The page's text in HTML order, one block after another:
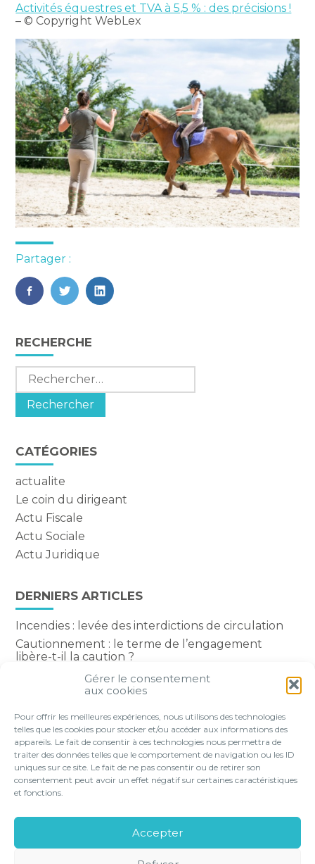
Gérer le consentement
aux cookies
Pour offrir les meilleures expériences, nous utilisons des technologies
telles que les cookies pour stocker et/ou accéder aux informations des
appareils. Le fait de consentir à ces technologies nous permettra de
traiter des données telles que le comportement de navigation ou les ID
uniques sur ce site. Le fait de ne pas consentir ou de retirer son
consentement peut avoir un effet négatif sur certaines caractéristiques
et fonctions.
Accepter
Activités équestres et TVA à 5,5 % : des précisions !
– © Copyright WebLex
Partager :
FaceBook
TwitterLinkedIn
Blog
sidebar
RECHERCHE
Rechercher :
CATÉGORIES
actualite
Le coin du dirigeant
Actu Fiscale
Actu Sociale
Actu Juridique
DERNIERS ARTICLES
Incendies : levée des interdictions de circulation
Cautionnement : le terme de l’engagement
libère-t-il la caution ?
Transport fluvial de marchandises : une aide
financière bienvenue
comptent-elles ?
Footer
NOS SOLUTIONS EN LIGNE
LE CABINET
CONTACT